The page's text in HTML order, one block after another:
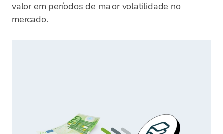
valor em períodos de maior volatilidade no
mercado.